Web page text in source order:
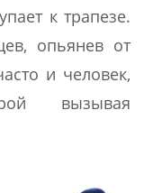
к трапезе.
опьянев от
и человек,
вызывая